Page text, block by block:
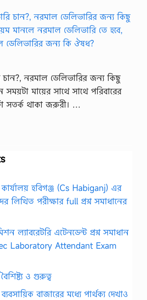
চান?, নরমাল ডেলিভারির জন্য কিছু
সময়টা মায়ের সাথে সাথে পরিবারের
সতর্ক থাকা জরুরী। …
হবিগঞ্জ (Cs Habiganj) এর
লিখিত পরীক্ষার full প্রশ্ন সমাধানের
ল্যাবরেটরি এটেনডেন্ট প্রশ্ন সমাধান
Laboratory Attendant Exam
ও গুরুত্ব
বাজারের মধ্যে পার্থক্য দেখাও